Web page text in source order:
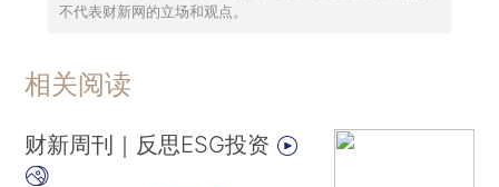
不代表财新网的立场和观点。
相关阅读
财新周刊｜反思ESG投资